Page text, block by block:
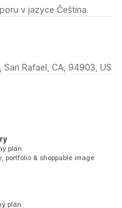
v jazyce Čeština.
Rafael, CA, 94903, US
plán
portfolio & shoppable image
plán